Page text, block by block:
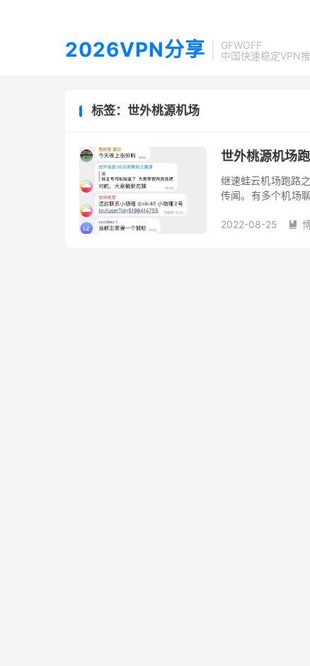
2026VPN分享
GFWOFF
中国快速稳定VPN
标签：世外桃源机场
世外桃源机场跑
继速蛙云机场跑路
传闻。有多个机场
2022-08-25 